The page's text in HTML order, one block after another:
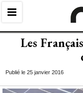
Les
Publié le 25 janvier 2016